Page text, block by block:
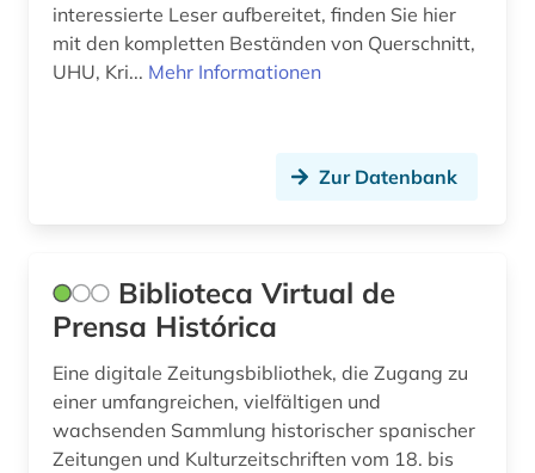
fernsehen (1)
fernsehsendung (1)
fid anglo-american culture (1)
fid geschichtswissenschaft (5)
fid lateinamerika (4)
interessierte Leser aufbereitet, finden Sie hier
mit den kompletten Beständen von Querschnitt,
UHU, Kri... Mehr Informationen
Zur Datenbank
Biblioteca Virtual de
Prensa Histórica
Eine digitale Zeitungsbibliothek, die Zugang zu
einer umfangreichen, vielfältigen und
wachsenden Sammlung historischer spanischer
Zeitungen und Kulturzeitschriften vom 18. bis